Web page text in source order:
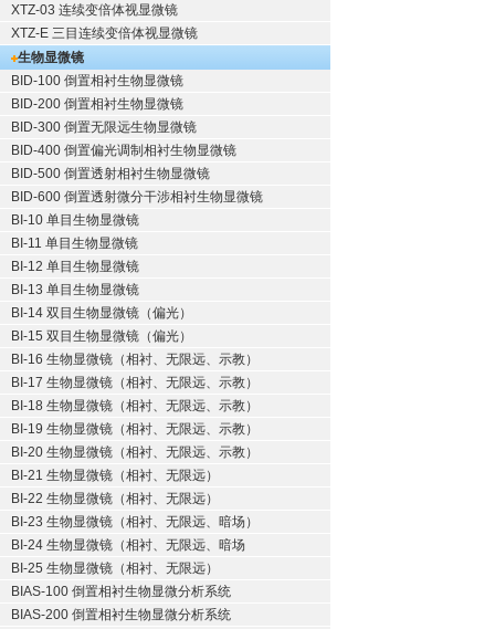
XTZ-03 连续变倍体视显微镜
XTZ-E 三目连续变倍体视显微镜
生物显微镜
BID-100 倒置相衬生物显微镜
BID-200 倒置相衬生物显微镜
BID-300 倒置无限远生物显微镜
BID-400 倒置偏光调制相衬生物显微镜
BID-500 倒置透射相衬生物显微镜
BID-600 倒置透射微分干涉相衬生物显微镜
BI-10 单目生物显微镜
BI-11 单目生物显微镜
BI-12 单目生物显微镜
BI-13 单目生物显微镜
BI-14 双目生物显微镜（偏光）
BI-15 双目生物显微镜（偏光）
BI-16 生物显微镜（相衬、无限远、示教）
BI-17 生物显微镜（相衬、无限远、示教）
BI-18 生物显微镜（相衬、无限远、示教）
BI-19 生物显微镜（相衬、无限远、示教）
BI-20 生物显微镜（相衬、无限远、示教）
BI-21 生物显微镜（相衬、无限远）
BI-22 生物显微镜（相衬、无限远）
BI-23 生物显微镜（相衬、无限远、暗场）
BI-24 生物显微镜（相衬、无限远、暗场
BI-25 生物显微镜（相衬、无限远）
BIAS-100 倒置相衬生物显微分析系统
BIAS-200 倒置相衬生物显微分析系统